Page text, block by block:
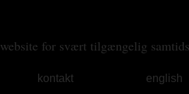
website for svært tilgængelig
kontakt english